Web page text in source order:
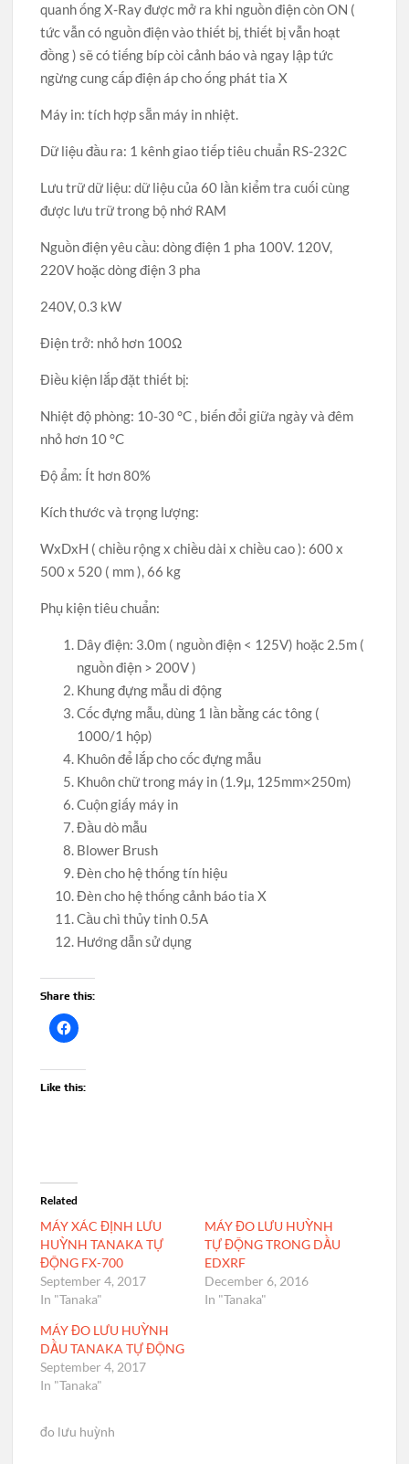
quanh ống X-Ray được mở ra khi nguồn điện còn ON (
tức vẫn có nguồn điện vào thiết bị, thiết bị vẫn hoạt
đồng ) sẽ có tiếng bíp còi cảnh báo và ngay lập tức
ngừng cung cấp điện áp cho ống phát tia X
Máy in: tích hợp sẵn máy in nhiệt.
Dữ liệu đầu ra: 1 kênh giao tiếp tiêu chuẩn RS-232C
Lưu trữ dữ liệu: dữ liệu của 60 lần kiểm tra cuối cùng
được lưu trữ trong bộ nhớ RAM
Nguồn điện yêu cầu: dòng điện 1 pha 100V. 120V,
220V hoặc dòng điện 3 pha
240V, 0.3 kW
Điện trở: nhỏ hơn 100Ω
Điều kiện lắp đặt thiết bị:
Nhiệt độ phòng: 10-30 °C , biến đổi giữa ngày và đêm
nhỏ hơn 10 °C
Độ ẩm: Ít hơn 80%
Kích thước và trọng lượng:
WxDxH ( chiều rộng x chiều dài x chiều cao ): 600 x
500 x 520 ( mm ), 66 kg
Phụ kiện tiêu chuẩn:
Dây điện: 3.0m ( nguồn điện < 125V) hoặc 2.5m (
nguồn điện > 200V )
Khung đựng mẫu di động
Cốc đựng mẫu, dùng 1 lần bằng các tông (
1000/1 hộp)
Khuôn để lắp cho cốc đựng mẫu
Khuôn chữ trong máy in (1.9µ, 125mm×250m)
Cuộn giấy máy in
Đầu dò mẫu
Blower Brush
Đèn cho hệ thống tín hiệu
Đèn cho hệ thống cảnh báo tia X
Cầu chì thủy tinh 0.5A
Hướng dẫn sử dụng
Share this:
Like this:
Related
MÁY XÁC ĐỊNH LƯU
HUỲNH TANAKA TỰ
ĐỘNG FX-700
September 4, 2017
In "Tanaka"
MÁY ĐO LƯU HUỲNH
TỰ ĐỘNG TRONG DẦU
EDXRF
December 6, 2016
In "Tanaka"
MÁY ĐO LƯU HUỲNH
DẦU TANAKA TỰ ĐỘNG
September 4, 2017
In "Tanaka"
đo lưu huỳnh